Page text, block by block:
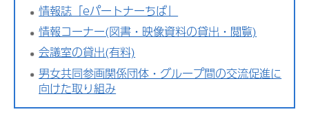
情報誌「eパートナーちば」
情報コーナー(図書・映像資料の貸出・閲覧)
会議室の貸出(有料)
男女共同参画関係団体・グループ間の交流促進に
向けた取り組み